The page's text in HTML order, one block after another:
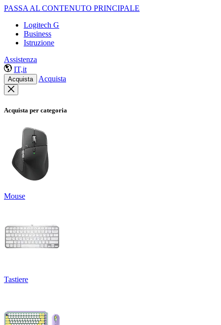
PASSA AL CONTENUTO PRINCIPALE
Logitech G
Business
Istruzione
Assistenza
IT,it
Acquista Acquista
Acquista per categoria
Mouse
Tastiere